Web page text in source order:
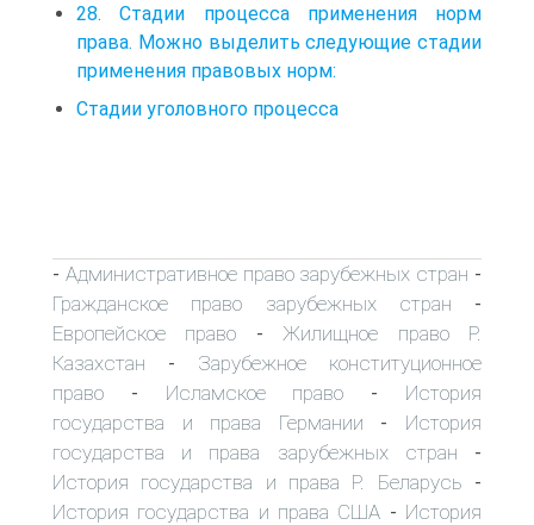
28. Стадии процесса применения норм
права. Можно выделить следующие стадии
применения правовых норм:
Стадии уголовного процесса
- Административное право зарубежных стран -
Гражданское право зарубежных стран -
Европейское право - Жилищное право Р.
Казахстан - Зарубежное конституционное
право - Исламское право - История
государства и права Германии - История
государства и права зарубежных стран -
История государства и права Р. Беларусь -
История государства и права США - История